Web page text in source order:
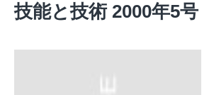
技能と技術 2000年5号